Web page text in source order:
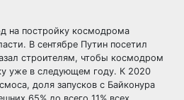
на постройку космодрома
В сентябре Путин посетил
строителям, чтобы космодром
уже в следующем году. К 2020
доля запусков с Байконура